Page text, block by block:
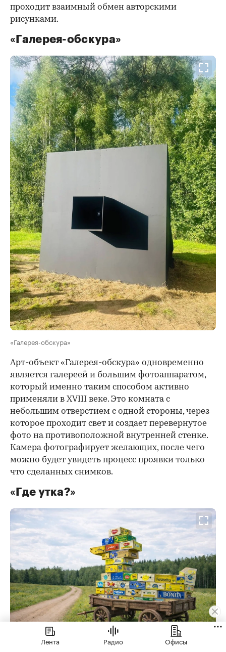
проходит взаимный обмен авторскими
рисунками.
«Галерея-обскура»
«Галерея-обскура»
Арт-объект «Галерея-обскура» одновременно
является галереей и большим фотоаппаратом,
который именно таким способом активно
применяли в XVIII веке. Это комната с
небольшим отверстием с одной стороны, через
которое проходит свет и создает перевернутое
фото на противоположной внутренней стенке.
Камера фотографирует желающих, после чего
можно будет увидеть процесс проявки только
что сделанных снимков.
«Где утка?»
Лента Радио Офисы